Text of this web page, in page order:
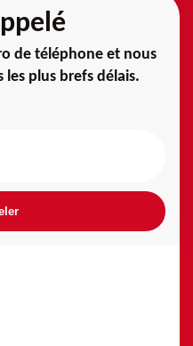
de téléphone et nous
plus brefs délais.